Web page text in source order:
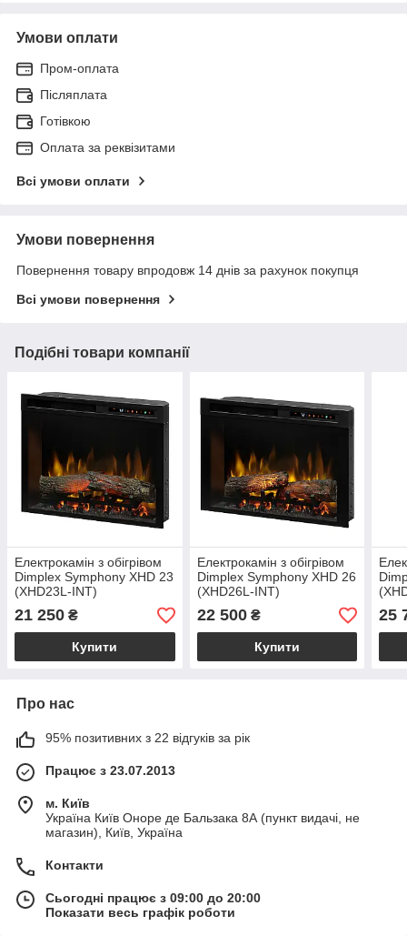
Умови оплати
Пром-оплата
Післяплата
Готівкою
Оплата за реквізитами
Всі умови оплати
Умови повернення
Повернення товару впродовж 14 днів за рахунок покупця
Всі умови повернення
Подібні товари компанії
Електрокамін з обігрівом
Dimplex Symphony XHD 23
(XHD23L-INT)
21 250 ₴
Купити
Електрокамін з обігрівом
Dimplex Symphony XHD 26
(XHD26L-INT)
22 500₴
Купити
25
Про нас
95% позитивних з 22 відгуків за рік
Працює з 23.07.2013
м. Київ
Україна Київ Оноре де Бальзака 8А (пункт видачі, не
магазин), Київ, Україна
Контакти
Сьогодні працює з 09:00 до 20:00
Показати весь графік роботи